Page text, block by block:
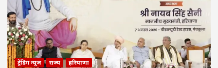
ट्रेंडिंग न्यूज राज्य हरियाणा